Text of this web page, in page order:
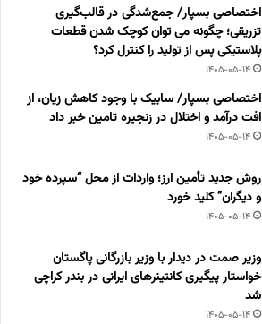
اختصاصی بسپار/ جمع‌شدگی در قالب‌گیری
تزریقی؛ چگونه می توان کوچک شدن قطعات
پلاستیکی پس از تولید را کنترل کرد؟
1405-05-14
اختصاصی بسپار/ سابیک با وجود کاهش زیان، از
افت درآمد و اختلال در زنجیره تامین خبر داد
1405-05-14
روش جدید تأمین ارز؛ واردات از محل “سپرده خود
و دیگران” کلید خورد
1405-05-14
وزیر صمت در دیدار با وزیر بازرگانی پاگستان
خواستار پیگیری کانتینرهای ایرانی در بندر کراچی
شد
1405-05-14